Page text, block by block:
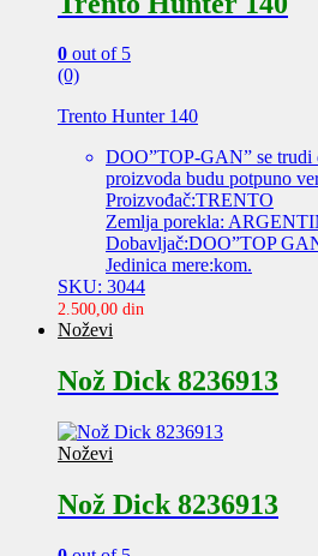
0 out of 5
(0)
Trento Hunter 140
DOO”TOP-GAN” se trudi
proizvoda budu potpuno
Proizvođač:TRENTO
Zemlja porekla:
Dobavljač:DOO”TOP
Jedinica mere:kom.
SKU: 3044
2.500,00 din
Noževi
Nož Dick 8236913
Noževi
Nož Dick 8236913